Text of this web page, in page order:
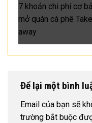
7 khoản chi phí cơ
mở quán cà phê
away
Để lại một bình
Email của bạn sẽ
trường bắt buộc